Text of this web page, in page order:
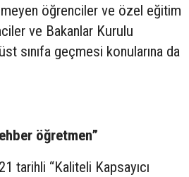
öğrenciler ve özel eğitim
ve Bakanlar Kurulu
sınıfa geçmesi konularına da
öğretmen”
tarihli “Kaliteli Kapsayıcı